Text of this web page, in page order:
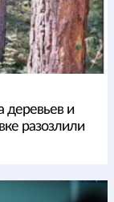
деревьев и
разозлили